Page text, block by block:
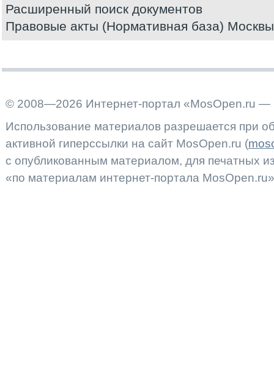
Расширенный поиск документов
Правовые акты (Нормативная база) Москвы
© 2008—2026 Интернет-портал «MosOpen.ru —
Использование материалов разрешается при
активной гиперссылки на сайт MosOpen.ru (
с опубликованным материалом, для печатных
«по материалам интернет-портала